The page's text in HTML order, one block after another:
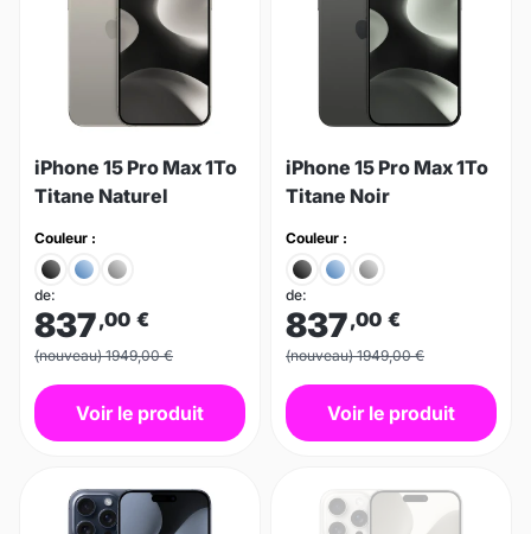
iPhone 15 Pro Max 1To
Titane Naturel
Couleur :
de:
837,00 €
(nouveau) 1949,00 €
Voir le produit
iPhone 15 Pro Max 1To
Titane Noir
Couleur :
de:
837,00 €
(nouveau) 1949,00 €
Voir le produit